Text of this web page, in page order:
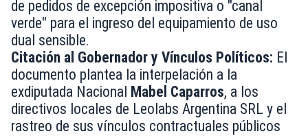
de pedidos de excepción impositiva o "canal
verde" para el ingreso del equipamiento de uso
dual sensible.
Citación al Gobernador y Vínculos Políticos: El
documento plantea la interpelación a la
exdiputada Nacional Mabel Caparros, a los
directivos locales de Leolabs Argentina SRL y el
rastreo de sus vínculos contractuales públicos